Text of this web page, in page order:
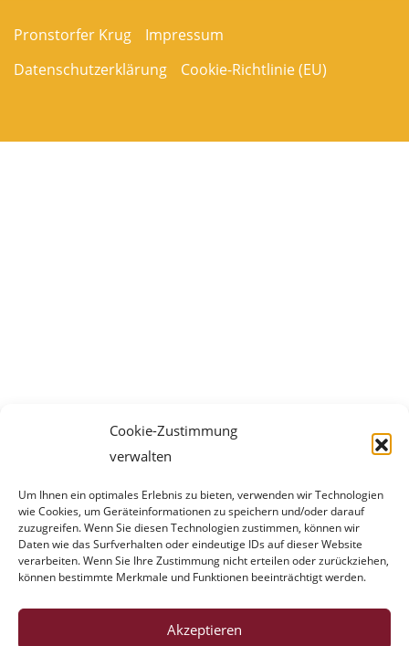
Cookie-Zustimmung
verwalten
Um Ihnen ein optimales Erlebnis zu bieten, verwenden wir Technologien
wie Cookies, um Geräteinformationen zu speichern und/oder darauf
zuzugreifen. Wenn Sie diesen Technologien zustimmen, können wir
Daten wie das Surfverhalten oder eindeutige IDs auf dieser Website
verarbeiten. Wenn Sie Ihre Zustimmung nicht erteilen oder zurückziehen,
können bestimmte Merkmale und Funktionen beeinträchtigt werden.
Akzeptieren
Pronstorfer Krug
Impressum
Datenschutzerklärung
Cookie-Richtlinie (EU)